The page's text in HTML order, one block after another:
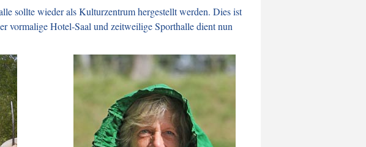
sollte wieder als Kulturzentrum hergestellt werden. Dies ist
vormalige Hotel-Saal und zeitweilige Sporthalle dient nun